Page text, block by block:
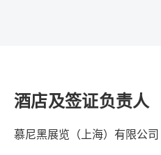
酒店及签证负责人
慕尼黑展览（上海）有限公司